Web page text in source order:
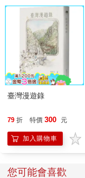
臺灣漫遊錄
79 折 特價 300 元
加入購物車
您可能會喜歡